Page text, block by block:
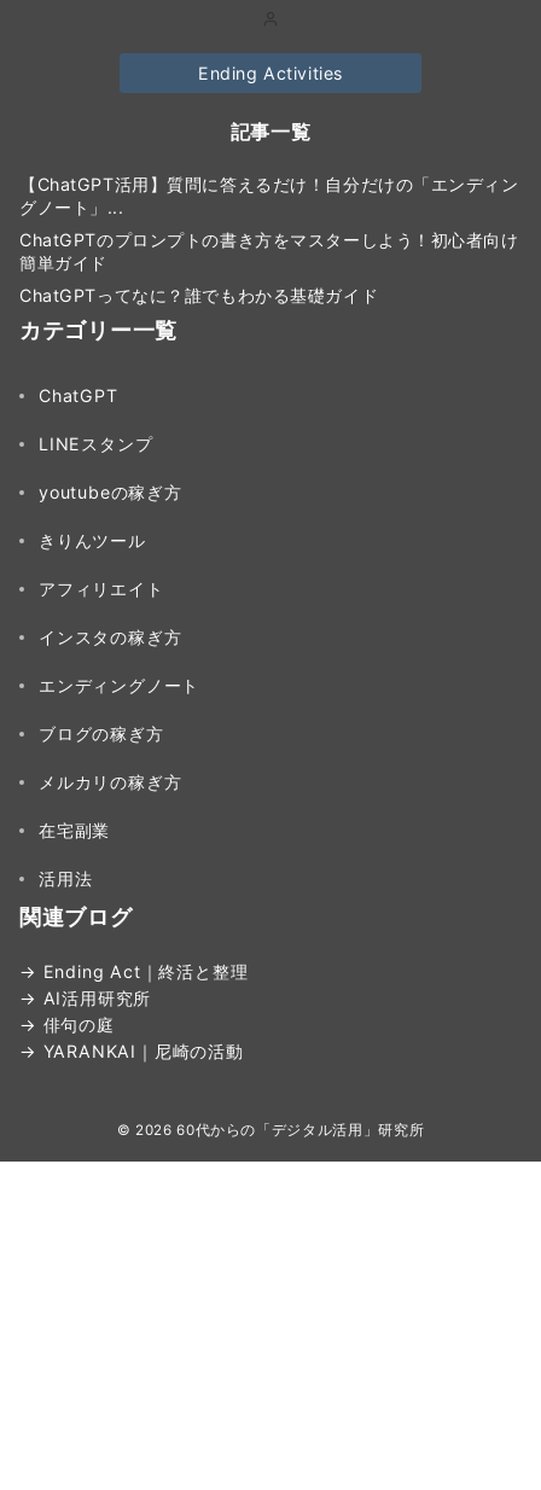
Ending Activities
記事一覧
【ChatGPT活用】質問に答えるだけ！自分だけの「エンディン
グノート」...
ChatGPTのプロンプトの書き方をマスターしよう！初心者向け
簡単ガイド
ChatGPTってなに？誰でもわかる基礎ガイド
カテゴリー一覧
ChatGPT
LINEスタンプ
youtubeの稼ぎ方
きりんツール
アフィリエイト
インスタの稼ぎ方
エンディングノート
ブログの稼ぎ方
メルカリの稼ぎ方
在宅副業
活用法
関連ブログ
→ Ending Act｜終活と整理
→ AI活用研究所
→ 俳句の庭
→ YARANKAI｜尼崎の活動
© 202660代からの「デジタル活用」研究所